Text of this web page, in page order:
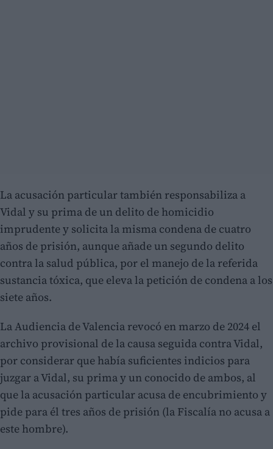
La acusación particular también responsabiliza a
Vidal y su prima de un delito de homicidio
imprudente y solicita la misma condena de cuatro
años de prisión, aunque añade un segundo delito
contra la salud pública, por el manejo de la referida
sustancia tóxica, que eleva la petición de condena a los
siete años.
La Audiencia de Valencia revocó en marzo de 2024 el
archivo provisional de la causa seguida contra Vidal,
por considerar que había suficientes indicios para
juzgar a Vidal, su prima y un conocido de ambos, al
que la acusación particular acusa de encubrimiento y
pide para él tres años de prisión (la Fiscalía no acusa a
este hombre).